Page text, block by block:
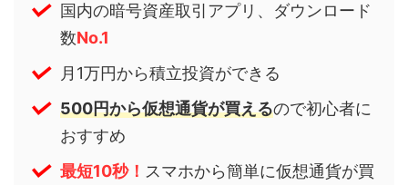
国内の暗号資産取引アプリ、ダウンロード
数No.1
月1万円から積立投資ができる
500円から仮想通貨が買えるので初心者に
おすすめ
最短10秒！ スマホから簡単に仮想通貨が買